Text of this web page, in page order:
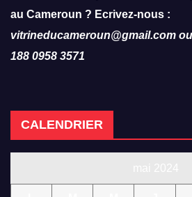
au Cameroun ? Ecrivez-nous :
vitrineducameroun@gmail.com
188 0958 3571
CALENDRIER